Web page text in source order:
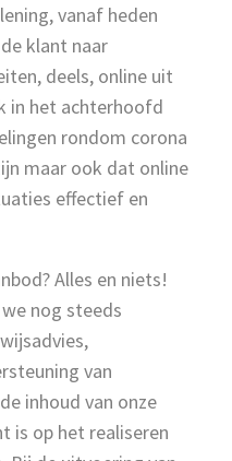
vanaf heden
klant naar
deels, online uit
in het achterhoofd
rondom corona
maar ook dat online
effectief en
Alles en niets!
nog steeds
van
inhoud van onze
is op het realiseren